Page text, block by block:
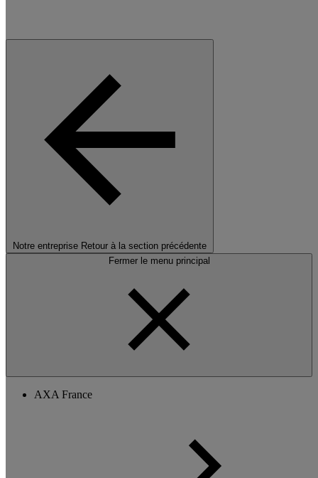
Notre entreprise Retour à la section précédente
Fermer le menu principal
AXA France